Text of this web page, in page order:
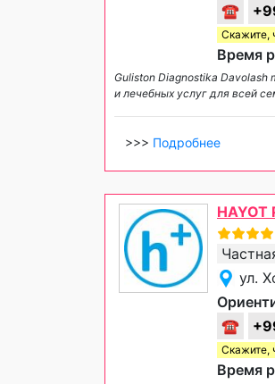
☎
Скажите,
Время
Guliston Diagnostika Davolash
и лечебных услуг для всей
>>> Подробнее
HAYOT
ул.
☎
Скажите,
Время